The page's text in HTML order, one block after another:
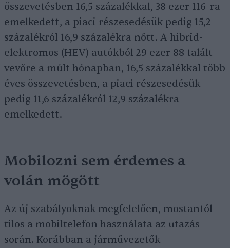
összevetésben 16,5 százalékkal, 38 ezer 116-ra
emelkedett, a piaci részesedésük pedig 15,2
százalékról 16,9 százalékra nőtt. A hibrid-
elektromos (HEV) autókból 29 ezer 88 talált
vevőre a múlt hónapban, 16,5 százalékkal több
éves összevetésben, a piaci részesedésük
pedig 11,6 százalékról 12,9 százalékra
emelkedett.
Mobilozni sem érdemes a
volán mögött
Az új szabályoknak megfelelően, mostantól
tilos a mobiltelefon használata az utazás
során. Korábban a járművezetők